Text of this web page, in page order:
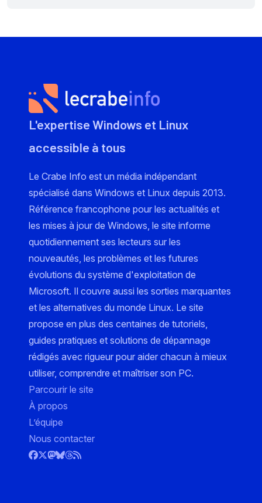
L'expertise Windows et Linux
accessible à tous
Le Crabe Info est un média indépendant
spécialisé dans Windows et Linux depuis 2013.
Référence francophone pour les actualités et
les mises à jour de Windows, le site informe
quotidiennement ses lecteurs sur les
nouveautés, les problèmes et les futures
évolutions du système d'exploitation de
Microsoft. Il couvre aussi les sorties marquantes
et les alternatives du monde Linux. Le site
propose en plus des centaines de tutoriels,
guides pratiques et solutions de dépannage
rédigés avec rigueur pour aider chacun à mieux
utiliser, comprendre et maîtriser son PC.
Parcourir le site
À propos
L’équipe
Nous contacter